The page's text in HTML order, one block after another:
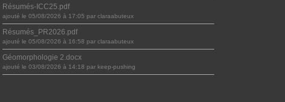
Résumés-ICC25.pdf
ajouté le 05/08/2026 à 17:05 par claraabuteux
Résumés_PR2026.pdf
ajouté le 05/08/2026 à 16:58 par claraabuteux
Géomorphologie 2.docx
ajouté le 03/08/2026 à 14:18 par keep-pushing